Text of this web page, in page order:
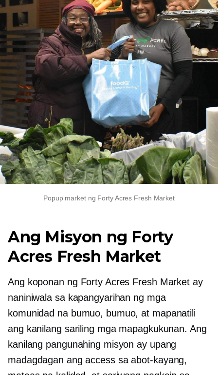
Popup market ng Forty Acres Fresh Market
Ang Misyon ng Forty
Acres Fresh Market
Ang koponan ng Forty Acres Fresh Market ay
naniniwala sa kapangyarihan ng mga
komunidad na bumuo, bumuo, at mapanatili
ang kanilang sariling mga mapagkukunan. Ang
kanilang pangunahing misyon ay upang
madagdagan ang access sa abot-kayang,